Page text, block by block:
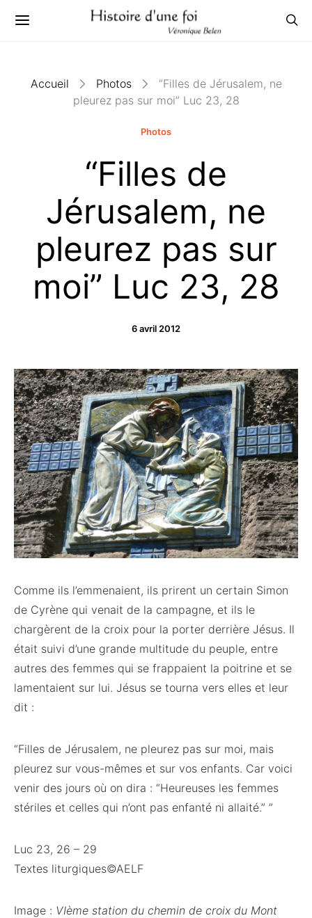
Accueil Photos
“Filles de Jérusalem, ne
pleurez pas sur moi” Luc 23, 28
Photos
“Filles de
Jérusalem, ne
pleurez pas sur
moi” Luc 23, 28
6 avril 2012
Comme ils l’emmenaient, ils prirent un certain Simon
de Cyrène qui venait de la campagne, et ils le
chargèrent de la croix pour la porter derrière Jésus. Il
était suivi d’une grande multitude du peuple, entre
autres des femmes qui se frappaient la poitrine et se
lamentaient sur lui. Jésus se tourna vers elles et leur
dit :
“Filles de Jérusalem, ne pleurez pas sur moi, mais
pleurez sur vous-mêmes et sur vos enfants. Car voici
venir des jours où on dira : “Heureuses les femmes
stériles et celles qui n’ont pas enfanté ni allaité.” ”
Luc 23, 26 – 29
Textes liturgiques©AELF
Image : VIème station du chemin de croix du Mont